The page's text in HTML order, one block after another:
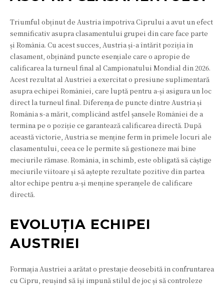
Triumful obținut de Austria împotriva Ciprului a avut un efect
semnificativ asupra clasamentului grupei din care face parte
și România. Cu acest succes, Austria și-a întărit poziția în
clasament, obținând puncte esențiale care o apropie de
calificarea la turneul final al Campionatului Mondial din 2026.
Acest rezultat al Austriei a exercitat o presiune suplimentară
asupra echipei României, care luptă pentru a-și asigura un loc
direct la turneul final. Diferența de puncte dintre Austria și
România s-a mărit, complicând astfel șansele României de a
termina pe o poziție ce garantează calificarea directă. După
această victorie, Austria se menține ferm în primele locuri ale
clasamentului, ceea ce le permite să gestioneze mai bine
meciurile rămase. România, în schimb, este obligată să câștige
meciurile viitoare și să aștepte rezultate pozitive din partea
altor echipe pentru a-și menține speranțele de calificare
directă.
EVOLUȚIA ECHIPEI
AUSTRIEI
Formația Austriei a arătat o prestație deosebită în confruntarea
cu Cipru, reușind să își impună stilul de joc și să controleze